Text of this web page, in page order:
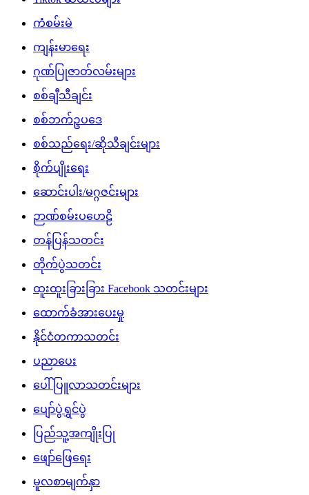
ကံစမ်းမဲ
ကျန်းမာရေး
ဂုဏ်ပြုဇာတ်လမ်းများ
စစ်ချီသီချင်း
စစ်ဘက်ဥပဒေ
စစ်သည်ရေး/ဆိုသီချင်းများ
စိုက်ပျိုးရေး
ဆောင်းပါး/မဂ္ဂဇင်းများ
ဉာဏ်စမ်းပဟေဠိ
တန်ပြန်သတင်း
တိုက်ပွဲသတင်း
ထူးထူးခြားခြား Facebook သတင်းများ
ထောက်ခံအားပေးမှု
နိုင်ငံတကာသတင်း
ပညာပေး
ပေါ်ပြူလာသတင်းများ
ပျော်ပွဲရွှင်ပွဲ
ပြည်သူ့အကျိုးပြု
ဖျော်ဖြေရေး
မူလစာမျက်နှာ